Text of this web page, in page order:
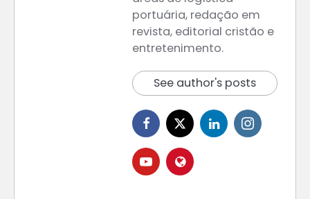
portuária, redação em
revista, editorial cristão e
entretenimento.
See author's posts